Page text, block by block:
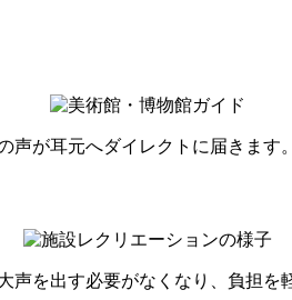
が耳元へダイレクトに届きます
を出す必要がなくなり、負担